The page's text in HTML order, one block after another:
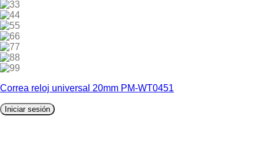
3
4
5
6
7
8
9
Correa reloj universal 20mm PM-WT0451
Iniciar sesión